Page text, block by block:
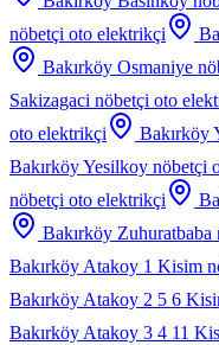
nöbetçi oto elektrikçi
Bakırköy Osmaniye
Sakizagaci nöbetçi oto
oto elektrikçi
Bakırköy
Bakırköy Yesilkoy nöbetçi
nöbetçi oto elektrikçi
Bakırköy Zuhuratbaba
Bakırköy Atakoy 1 Kisim
Bakırköy Atakoy 2 5 6
Bakırköy Atakoy 3 4 11